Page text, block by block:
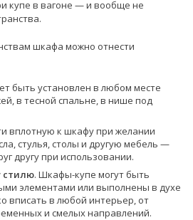
купе в вагоне — и вообще не
шкафа можно отнести
быть установлен в любом месте
в тесной спальне, в нише под
вплотную к шкафу при желании
стулья, столы и другую мебель —
другу при использовании.
стилю. Шкафы-купе могут быть
элементами или выполнены в духе
вписать в любой интерьер, от
и смелых направлений.